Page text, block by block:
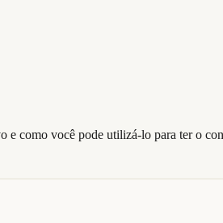
e como você pode utilizá-lo para ter o